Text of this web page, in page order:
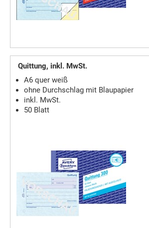
Quittung, inkl. MwSt.
A6 quer weiß
ohne Durchschlag mit Blaupapier
inkl. MwSt.
50 Blatt